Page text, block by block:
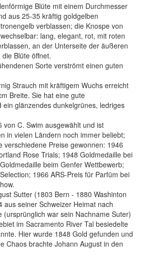
Blüte mit einem Durchmesser
aus 25-35 kräftig goldgelben
verblassen; die Knospe von
lang, elegant, rot, mit roten
an der Unterseite der äußeren
Blüte öffnet.
Sorte verströmt einen guten
Strauch mit kräftigem Wuchs erreicht
Breite. Sie hat eine gute
ein glänzendes dunkelgrünes, ledriges
von C. Swim ausgewählt und ist
in vielen Ländern noch immer beliebt;
verschiedene Preise gewonnen: 1946
Rose Trials; 1948 Goldmedaille bei
beim Genfer Wettbewerb;
1966 ARS-Preis für Parfüm bei
Sutter (1803 Bern - 1880 Washinton
aus seiner Schweizer Heimat nach
(ursprünglich war sein Nachname Suter)
im Sacramento River Tal besiedelte
Hier wurde 1848 Gold gefunden und
Chaos brachte Johann August in den